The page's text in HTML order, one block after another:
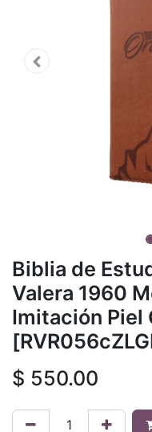
Biblia de
Valera 1960
Imitación Piel
$ 550.00